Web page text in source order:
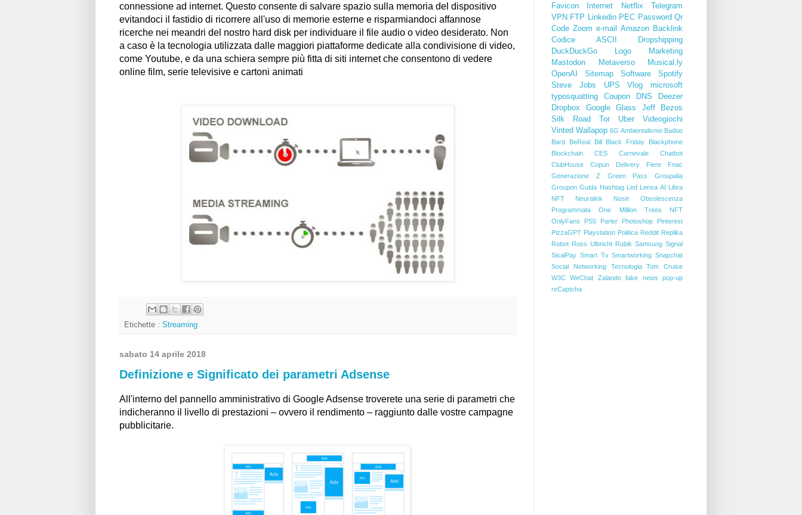
connessione ad internet. Questo consente di salvare spazio sulla memoria del dispositivo
evitandoci il fastidio di ricorrere all'uso di memorie esterne e risparmiandoci affannose
ricerche nei meandri del nostro hard disk per individuare il file audio o video desiderato. Non
a caso è la tecnologia utilizzata dalle maggiori piattaforme dedicate alla condivisione di video,
come Youtube, e da una schiera sempre più fitta di siti internet che consentono di vedere
online film, serie televisive e cartoni animati
Etichette : Streaming
sabato 14 aprile 2018
Definizione e Significato dei parametri Adsense
All'interno del pannello amministrativo di Google Adsense troverete una serie di parametri che
indicheranno il livello di prestazioni – ovvero il rendimento – raggiunto dalle vostre campagne
pubblicitarie.
Favicon
Internet Netflix
Telegram
VPN FTP Linkedin PEC Password Qr
Code Zoom e-mail Amazon Backlink
Codice ASCII
Dropshipping
DuckDuckGo
Logo
Marketing
Mastodon
Metaverso
Musical.ly
OpenAI
Sitemap Software
Spotify
Steve Jobs
UPS Vlog
microsoft
typosquatting
Coupon DNS
Deezer
Dropbox
Google Glass
Jeff Bezos
Silk Road
Tor Uber
Videogiochi
Vinted Wallapop 6G Ambientalismo Badoo
Bard
BeReal Bill Black Friday
Blackphone
Blockchain
CES Carnevale
Chatbot
ClubHouse
Copun Delivery Fiere
Fnac
Generazione Z
Green Pass
Groupalia
Groupon Guida Hashtag Led Lensa AI
Libra
NFT
Neuralink Nostr
Obsolescenza
Programmata
One Million Trees NFT
OnlyFans
PS5 Parler Photoshop
Pinterest
PizzaGPT Playstation Politica Reddit Replika
Robot Ross Ulbricht Rubik Samsung Signal
SisalPay Smart Tv Smartworking Snapchat
Social Networking
Tecnologia
Tom Cruise
W3C
WeChat Zalando fake news
pop-up
reCaptcha